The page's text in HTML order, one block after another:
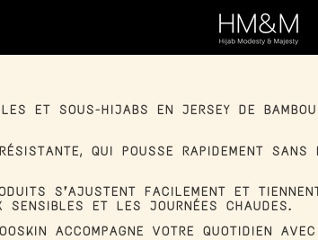
ET SOUS-HIJABS EN JERSEY DE
QUI POUSSE RAPIDEMENT
S’AJUSTENT FACILEMENT ET
SENSIBLES ET LES JOURNÉES CHAUDES.
ACCOMPAGNE VOTRE QUOTIDIEN